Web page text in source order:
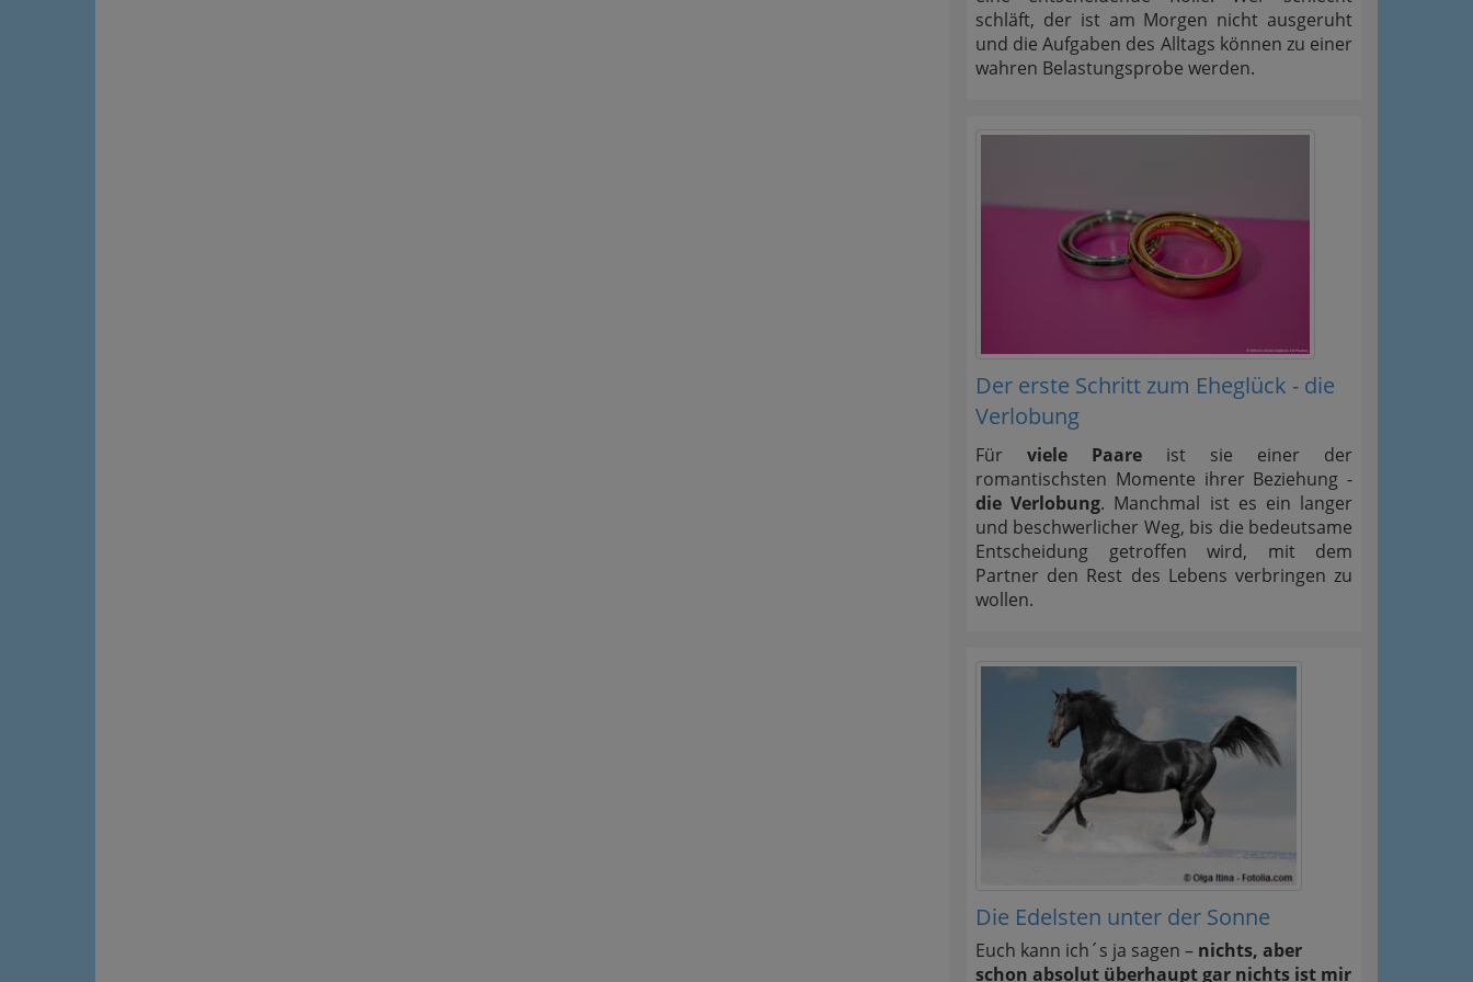
schläft, der ist am Morgen nicht ausgeruht
und die Aufgaben des Alltags können zu einer
wahren Belastungsprobe werden.
Der erste Schritt zum Eheglück - die
Verlobung
Für viele Paare ist sie einer der
romantischsten Momente ihrer Beziehung -
die Verlobung. Manchmal ist es ein langer
und beschwerlicher Weg, bis die bedeutsame
Entscheidung getroffen wird, mit dem
Partner den Rest des Lebens verbringen zu
wollen.
Die Edelsten unter der Sonne
Euch kann ich´s ja sagen – nichts, aber
schon absolut überhaupt gar nichts ist mir